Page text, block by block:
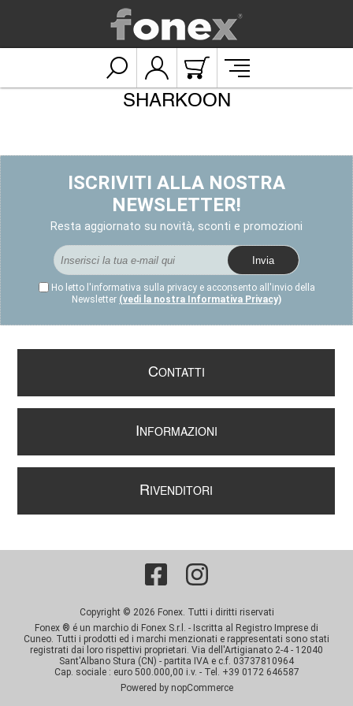
SHARKOON
ISCRIVITI ALLA NOSTRA
NEWSLETTER!
Resta aggiornato su novità, sconti e promozioni
Ho letto l'informativa sulla privacy e acconsento all'invio della
Newsletter (vedi la nostra Informativa Privacy)
CONTATTI
NFORMAZIONI
R IVENDITORI
Copyright © 2026 Fonex. Tutti i diritti riservati
Fonex ® é un marchio di Fonex S.r.l. - Iscritta al Registro Imprese di
Cuneo. Tutti i prodotti ed i marchi menzionati e rappresentati sono stati
registrati dai loro rispettivi proprietari. Via dell'Artigianato 2-4 - 12040
Sant'Albano Stura (CN) - partita IVA e c.f. 03737810964
Cap. sociale : euro 500.000,00 i.v. - Tel. +39 0172 646587
Powered by nopCommerce